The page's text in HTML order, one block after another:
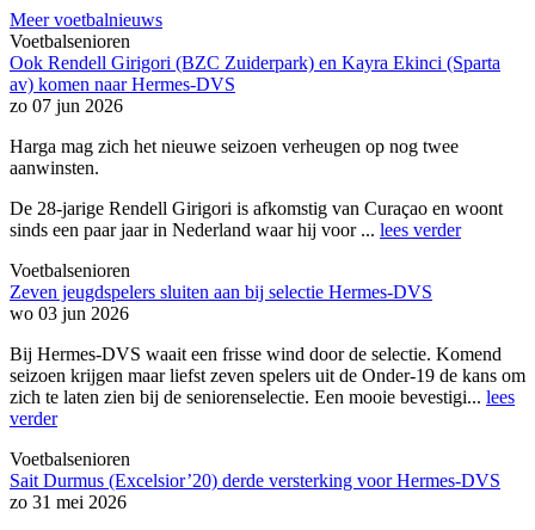
Meer voetbalnieuws
Voetbalsenioren
Ook Rendell Girigori (BZC Zuiderpark) en Kayra Ekinci (Sparta
av) komen naar Hermes-DVS
zo 07 jun 2026
Harga mag zich het nieuwe seizoen verheugen op nog twee
aanwinsten.
De 28-jarige Rendell Girigori is afkomstig van Curaçao en woont
sinds een paar jaar in Nederland waar hij voor ... lees verder
Voetbalsenioren
Zeven jeugdspelers sluiten aan bij selectie Hermes-DVS
wo 03 jun 2026
Bij Hermes-DVS waait een frisse wind door de selectie. Komend
seizoen krijgen maar liefst zeven spelers uit de Onder-19 de kans om
zich te laten zien bij de seniorenselectie. Een mooie bevestigi... lees
verder
Voetbalsenioren
Sait Durmus (Excelsior’20) derde versterking voor Hermes-DVS
zo 31 mei 2026